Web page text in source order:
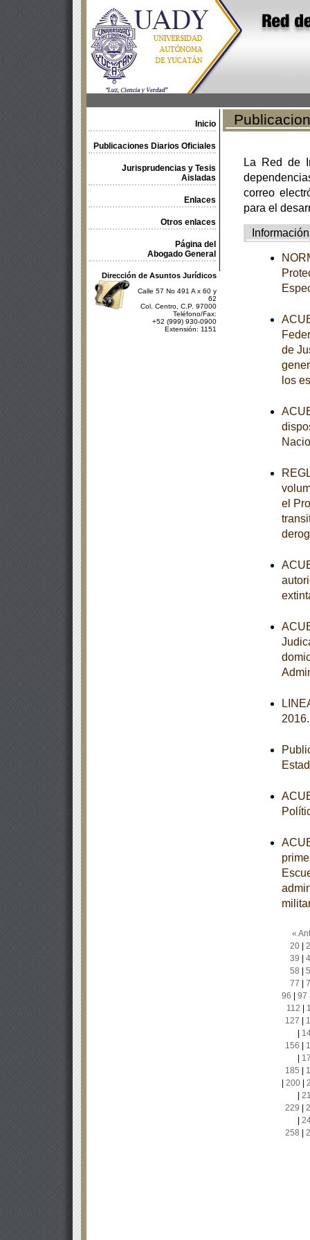
Inicio
Publicaciones Diarios Oficiales
Jurisprudencias y Tesis
Aisladas
Enlaces
Otros enlaces
Página del
Abogado General
Dirección de Asuntos Jurídicos
Calle 57 No 491 A x 60 y
62
Col. Centro, C.P. 97000
Teléfono/Fax:
+52 (999) 930-0900
Extensión: 1151
La Red de
correo
para el
Información
de
los
el
«
20|
39
58
77
96
97
112
127
156
185
200|
229
258